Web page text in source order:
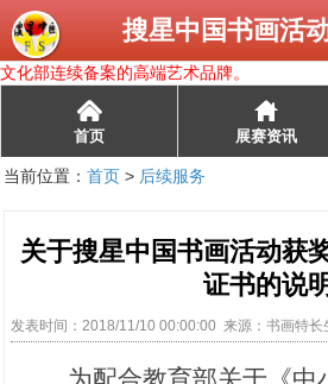
搜星中国书画活
文化部连续备案的高端艺术品牌。
󰄫
首页 展赛资讯
当前位置： 首页> 后续服务
关于搜星中国书画活动获
证书的说
发表时间：2018/11/10 00:00:00 来源：书画特长